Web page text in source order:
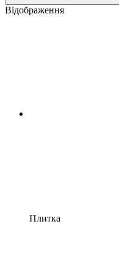
Відображення
Плитка